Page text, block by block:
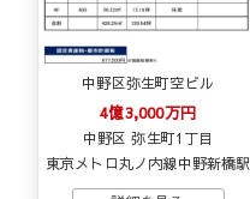
中野区弥生町空ビル
4億3,000万円
中野区 弥生町1丁目
東京メトロ丸ノ内線中野新橋駅